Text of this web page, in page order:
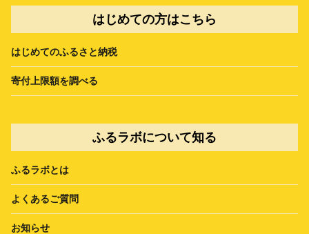
はじめての方はこちら
はじめてのふるさと納税
寄付上限額を調べる
ふるラボについて知る
ふるラボとは
よくあるご質問
お知らせ